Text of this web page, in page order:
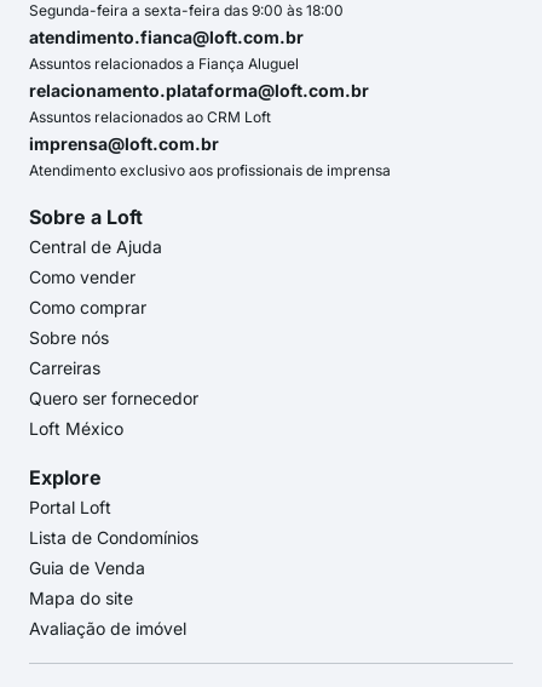
Segunda-feira a sexta-feira das 9:00 às 18:00
atendimento.fianca@loft.com.br
Assuntos relacionados a Fiança Aluguel
relacionamento.plataforma@loft.com.br
Assuntos relacionados ao CRM Loft
imprensa@loft.com.br
Atendimento exclusivo aos profissionais de imprensa
Sobre a Loft
Central de Ajuda
Como vender
Como comprar
Sobre nós
Carreiras
Quero ser fornecedor
Loft México
Explore
Portal Loft
Lista de Condomínios
Guia de Venda
Mapa do site
Avaliação de imóvel